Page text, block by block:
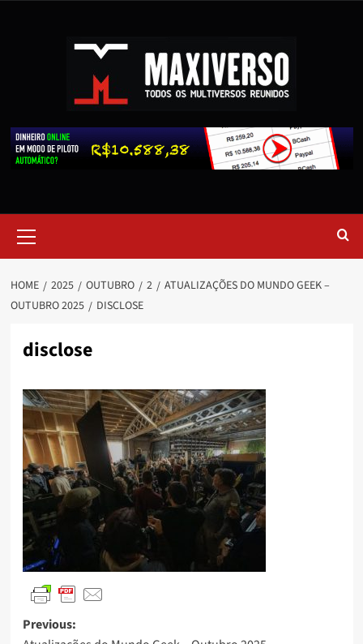
HOME 2025 OUTUBRO 2
ATUALIZAÇÕES DO MUNDO GEEK –
OUTUBRO 2025
DISCLOSE
disclose
Previous: